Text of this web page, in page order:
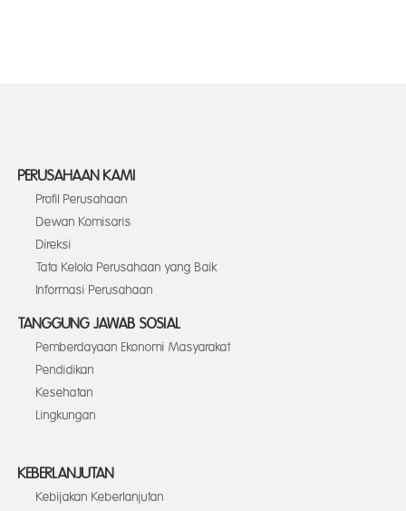
PERUSAHAAN KAMI
Profil Perusahaan
Dewan Komisaris
Direksi
Tata Kelola Perusahaan yang Baik
Informasi Perusahaan
TANGGUNG JAWAB SOSIAL
Pemberdayaan Ekonomi Masyarakat
Pendidikan
Kesehatan
Lingkungan
KEBERLANJUTAN
Kebijakan Keberlanjutan